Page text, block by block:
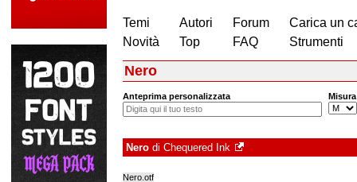
Temi
Novità
Autori
Top
Forum
FAQ
Carica un
Strumenti
Nero
Anteprima personalizzata Misura
Nero di Chequered Ink
Nero.otf